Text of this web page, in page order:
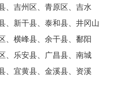
、吉州区、青原区、吉水
、新干县、泰和县、井冈山
、横峰县、余干县、鄱阳
、乐安县、广昌县、南城
、宜黄县、金溪县、资溪